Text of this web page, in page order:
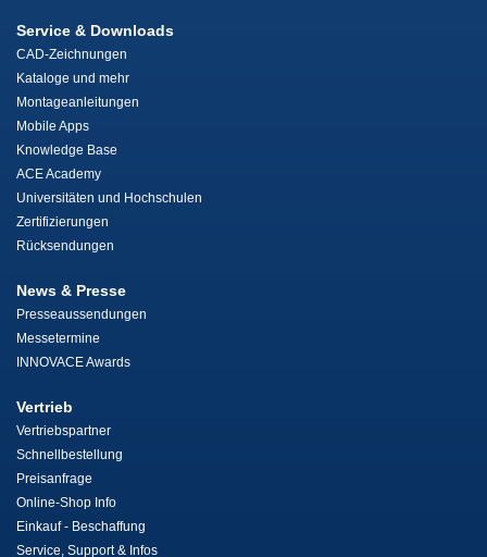
Service & Downloads
CAD-Zeichnungen
Kataloge und mehr
Montageanleitungen
Mobile Apps
Knowledge Base
ACE Academy
Universitäten und Hochschulen
Zertifizierungen
Rücksendungen
News & Presse
Presseaussendungen
Messetermine
INNOVACE Awards
Vertrieb
Vertriebspartner
Schnellbestellung
Preisanfrage
Online-Shop Info
Einkauf - Beschaffung
Service, Support & Infos